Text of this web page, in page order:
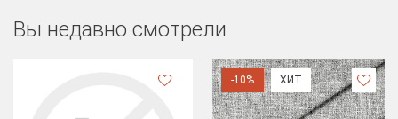
Вы недавно смотрели
-10% ХИТ